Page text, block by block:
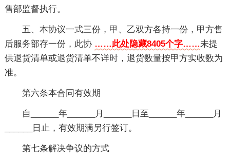
售部监督执行。
五、本协议一式三份，甲、乙双方各持一份，甲方售
后服务部存一份，此协 ……此处隐藏8405个字……未提
供退货清单或退货清单不详时，退货数量按甲方实收数为
准。
第六条本合同有效期
自______年______月______日至______年______月
______日止，有效期满另行签订。
第七条解决争议的方式